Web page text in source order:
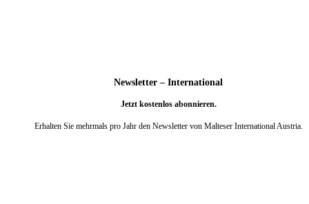
Newsletter – International
Jetzt kostenlos abonnieren.
Erhalten Sie mehrmals pro Jahr den Newsletter von Malteser International Austria.